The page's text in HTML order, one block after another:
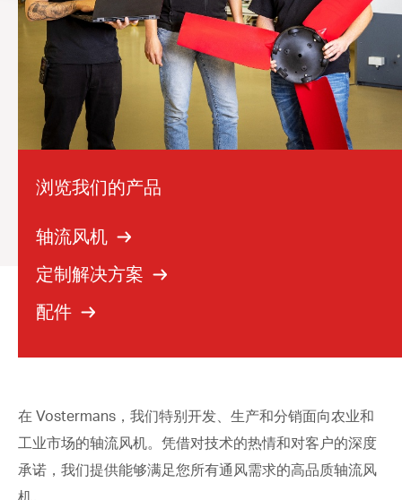
Vostermans Companies
浏览我们的产品
轴流风机
定制解决方案
配件
在 Vostermans，我们特别开发、生产和分销面向农业和
工业市场的轴流风机。凭借对技术的热情和对客户的深度
承诺，我们提供能够满足您所有通风需求的高品质轴流风
机。